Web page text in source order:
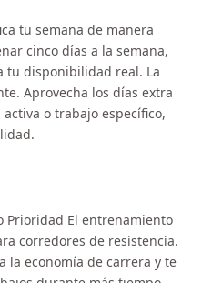
tu semana de manera
cinco días a la semana,
tu disponibilidad real. La
Aprovecha los días extra
o trabajo específico,
Prioridad El entrenamiento
corredores de resistencia.
la economía de carrera y te